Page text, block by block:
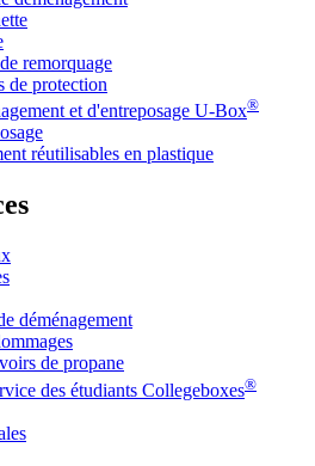
remorquage
de protection
et d'entreposage U-Box®
réutilisables en plastique
déménagement
de propane
des étudiants Collegeboxes®